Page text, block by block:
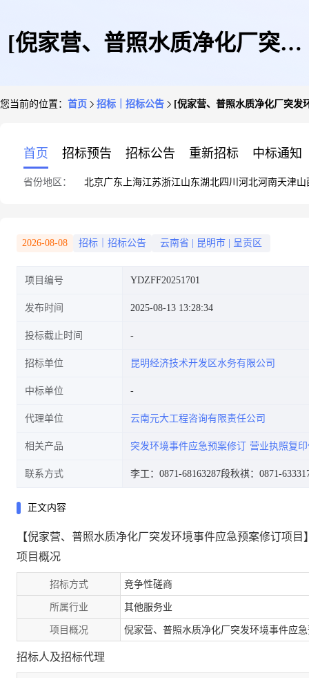
[倪家营、普照水质净化厂突发
您当前的位置： 首页 招标｜招标公告 [倪家营、普照水质净化厂突发
首页 招标预告 招标公告 重新招标 中标通知
省份地区： 北京广东 上海江苏浙江山东湖北四川 河北河南天津山
2026-08-08 招标｜招标公告 云南省 昆明市 呈贡区
项目编号 YDZFF20251701
发布时间 2025-08-13 13:28:34
投标截止时间
招标单位 昆明经济技术开发区水务有限公司
中标单位
代理单位 云南元大工程咨询有限责任公司
相关产品 突发环境事件应急预案修订 营业执照复
联系方式 李工：0871-68163287段秋祺：0871-
正文内容
【倪家营、普照水质净化厂突发环境事件应急预案修订项目
项目概况
招标方式 竞争性磋商
所属行业 其他服务业
项目概况 倪家营、普照水质净化厂突发环境事件应
招标人及招标代理